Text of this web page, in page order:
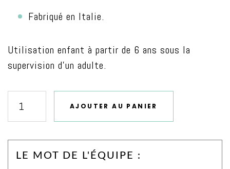
Fabriqué en Italie.
Utilisation enfant à partir de 6 ans sous la
supervision d’un adulte.
quantité
AJOUTER AU PANIER
LE MOT DE L'ÉQUIPE :